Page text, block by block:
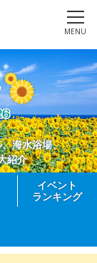
MENU
海水浴場、
紹介
イベント
ランキング